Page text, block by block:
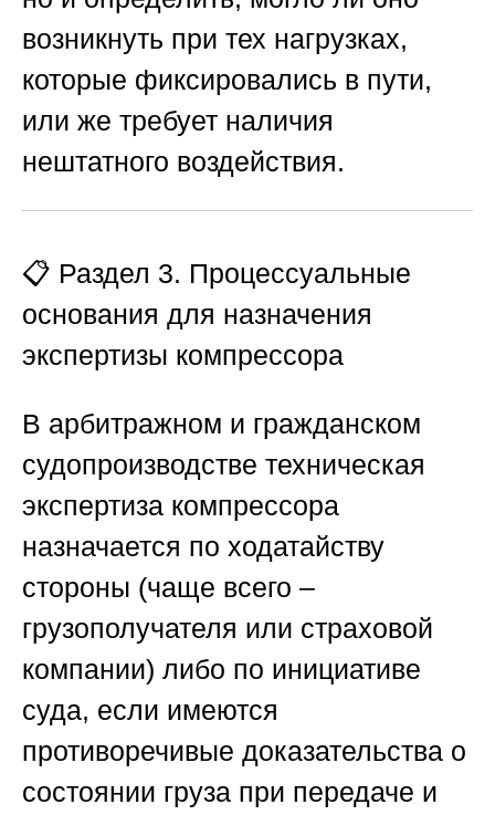
возникнуть при тех нагрузках,
которые фиксировались в пути,
или же требует наличия
нештатного воздействия.
📋 Раздел 3. Процессуальные
основания для назначения
экспертизы компрессора
В арбитражном и гражданском
судопроизводстве техническая
экспертиза компрессора
назначается по ходатайству
стороны (чаще всего –
грузополучателя или страховой
компании) либо по инициативе
суда, если имеются
противоречивые доказательства о
состоянии груза при передаче и